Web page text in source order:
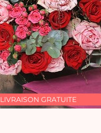
LIVRAISON GRATUITE